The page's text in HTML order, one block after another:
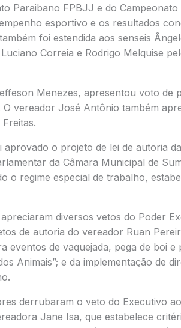
Paraibano FPBJJ e do
esportivo e os resultados
foi estendida aos senseis
Correia e Rodrigo Melquise
Menezes, apresentou voto de
O vereador José Antônio também
aprovado o projeto de lei de autoria
da Câmara Municipal de
o regime especial de trabalho,
diversos vetos do Poder
de autoria do vereador Ruan
eventos de vaquejada, pega de boi
Animais”; e da implementação de
derrubaram o veto do Executivo
Jane Isa, que estabelece